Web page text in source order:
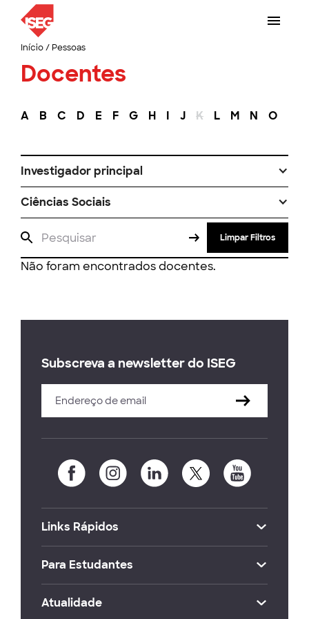
Início/ Pessoas
Docentes
A B C D E F G H I J K L M N O
Investigador principal
Ciências Sociais
Limpar Filtros
Não foram encontrados docentes.
Subscreva a newsletter do ISEG
Links Rápidos
Para Estudantes
Atualidade